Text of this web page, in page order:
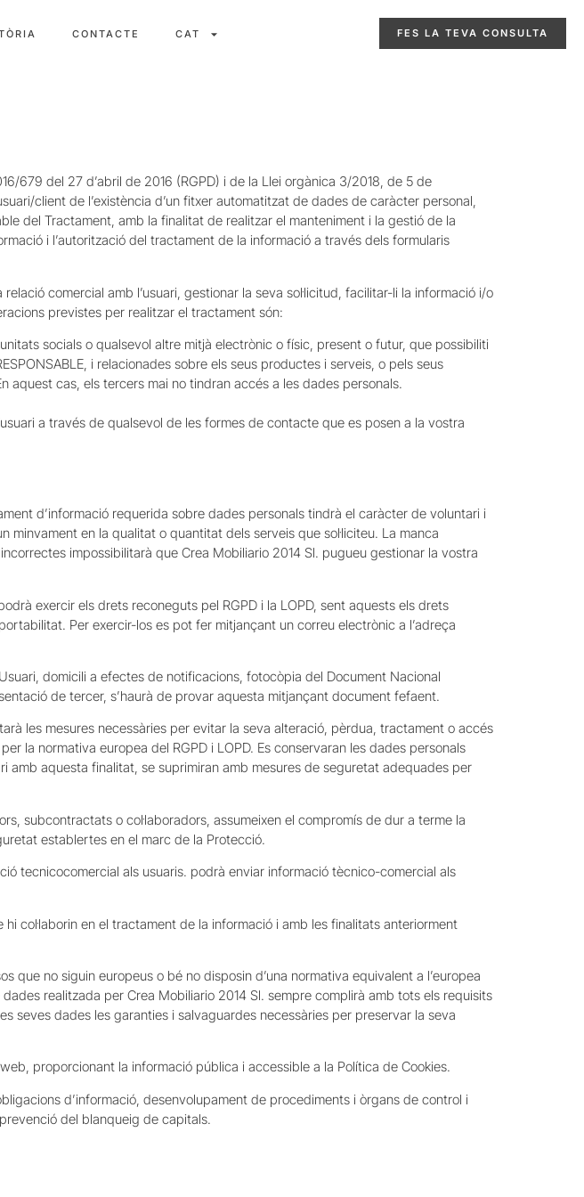
CONTACTE CAT FES LA TEVA CONSULTA
679 del 27 d’abril de 2016 (RGPD) i de la Llei orgànica 3/2018, de 5 de
client de l’existència d’un fitxer automatitzat de dades de caràcter personal,
del Tractament, amb la finalitat de realitzar el manteniment i la gestió de la
i l’autorització del tractament de la informació a través dels formularis
comercial amb l’usuari, gestionar la seva sol·licitud, facilitar-li la informació i/o
previstes per realitzar el tractament són:
socials o qualsevol altre mitjà electrònic o físic, present o futur, que possibiliti
i relacionades sobre els seus productes i serveis, o pels seus
aquest cas, els tercers mai no tindran accés a les dades personals.
a través de qualsevol de les formes de contacte que es posen a la vostra
d’informació requerida sobre dades personals tindrà el caràcter de voluntari i
en la qualitat o quantitat dels serveis que sol·liciteu. La manca
impossibilitarà que Crea Mobiliario 2014 Sl. pugueu gestionar la vostra
exercir els drets reconeguts pel RGPD i la LOPD, sent aquests els drets
Per exercir-los es pot fer mitjançant un correu electrònic a l’adreça
domicili a efectes de notificacions, fotocòpia del Document Nacional
de tercer, s’haurà de provar aquesta mitjançant document fefaent.
les mesures necessàries per evitar la seva alteració, pèrdua, tractament o accés
la normativa europea del RGPD i LOPD. Es conservaran les dades personals
aquesta finalitat, se suprimiran amb mesures de seguretat adequades per
subcontractats o col·laboradors, assumeixen el compromís de dur a terme la
establertes en el marc de la Protecció.
tecnicocomercial als usuaris. podrà enviar informació tècnico-comercial als
col·laborin en el tractament de la informació i amb les finalitats anteriorment
no siguin europeus o bé no disposin d’una normativa equivalent a l’europea
realitzada per Crea Mobiliario 2014 Sl. sempre complirà amb tots els requisits
dades les garanties i salvaguardes necessàries per preservar la seva
proporcionant la informació pública i accessible a la Política de Cookies.
d’informació, desenvolupament de procediments i òrgans de control i
del blanqueig de capitals.